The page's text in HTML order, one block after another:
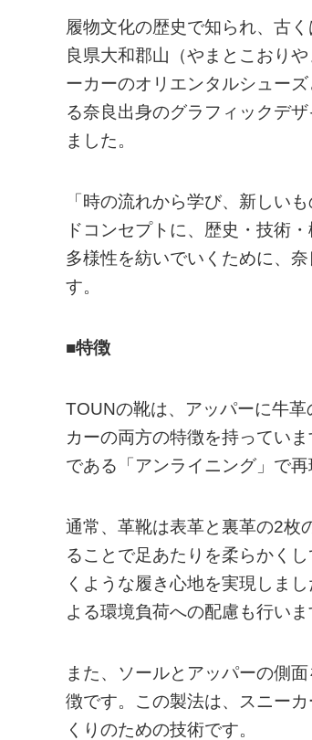
履物文化の歴史で知られ、古
良県大和郡山（やまとこおり
ーカーのオリエンタルシュー
る奈良出身のグラフィックデ
ました。
「時の流れから学び、新しい
ドコンセプトに、歴史・技術
多様性を紡いでいくために、
す。
■特徴
TOUNの靴は、アッパーに牛
カーの両方の特徴を持ってい
である「アンライニング」で再
通常、革靴は表革と裏革の2枚
ることで足あたりを柔らかく
くような履き心地を実現しま
よる環境負荷への配慮も行いま
また、ソールとアッパーの側
徴です。この製法は、スニー
くりのための技術です。